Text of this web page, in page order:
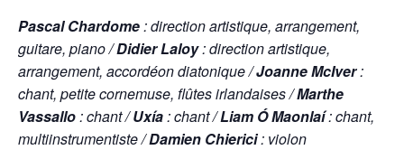
Pascal Chardome: direction artistique, arrangement,
guitare, piano /Didier Laloy: direction artistique,
arrangement, accordéon diatonique /Joanne McIver:
chant, petite cornemuse, flûtes irlandaises /Marthe
Vassallo: chant /Uxía: chant /Liam Ó Maonlaí: chant,
multiinstrumentiste /Damien Chierici: violon